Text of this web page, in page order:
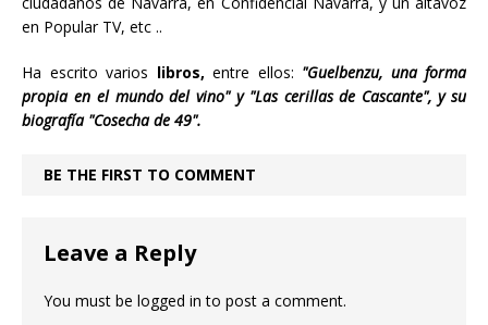
en Popular TV, etc ..
Ha escrito varios libros, entre ellos: "Guelbenzu, una forma
propia en el mundo del vino" y "Las cerillas de Cascante", y su
biografía "Cosecha de 49".
BE THE FIRST TO COMMENT
Leave a Reply
You must be logged in to post a comment.